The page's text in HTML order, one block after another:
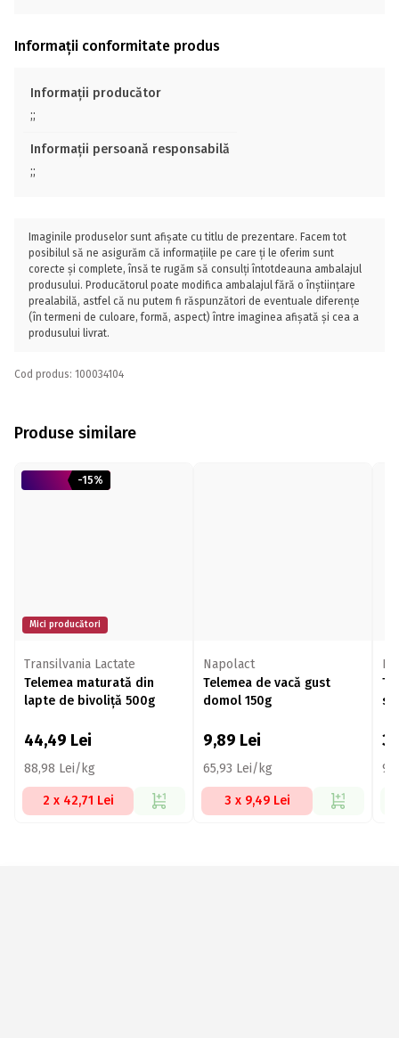
Informații conformitate produs
Informații producător
;;
Informații persoană responsabilă
;;
Imaginile produselor sunt afișate cu titlu de prezentare. Facem tot
posibilul să ne asigurăm că informațiile pe care ți le oferim sunt
corecte și complete, însă te rugăm să consulți întotdeauna ambalajul
produsului. Producătorul poate modifica ambalajul fără o înștiințare
prealabilă, astfel că nu putem fi răspunzători de eventuale diferențe
(în termeni de culoare, formă, aspect) între imaginea afișată și cea a
produsului livrat.
Cod produs: 100034104
Produse similare
-15%
Mici producători
Transilvania Lactate
Telemea maturată din
lapte de bivoliță 500g
44,49 Lei
88,98 Lei/kg
2 x 42,71 Lei
Napolact
Telemea de vacă gust
domol 150g
9,89 Lei
65,93 Lei/kg
3 x 9,49 Lei